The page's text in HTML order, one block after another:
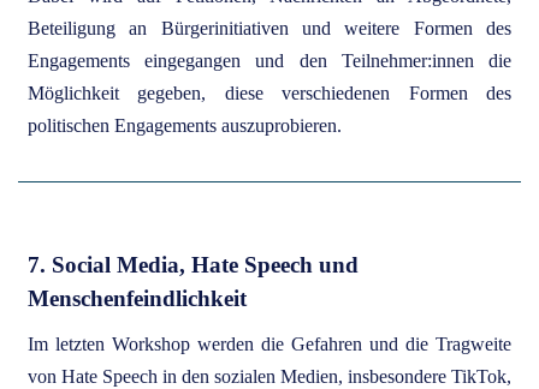
Beteiligung an Bürgerinitiativen und weitere Formen des
Engagements eingegangen und den Teilnehmer:innen die
Möglichkeit gegeben, diese verschiedenen Formen des
politischen Engagements auszuprobieren.
7. Social Media, Hate Speech und
Menschenfeindlichkeit
Im letzten Workshop werden die Gefahren und die Tragweite
von Hate Speech in den sozialen Medien, insbesondere TikTok,